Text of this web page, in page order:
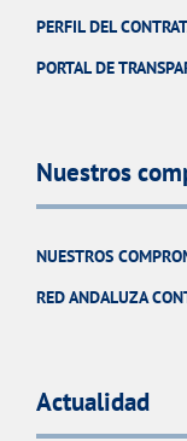
PERFIL DEL
PORTAL DE
Nuestros
NUESTROS
RED ANDALUZA
Actualidad